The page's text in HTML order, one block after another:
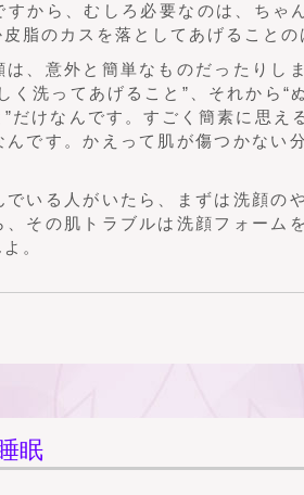
から、むしろ必要なのは、ちゃ
脂のカスを落としてあげることの
、意外と簡単なものだったりし
く洗ってあげること”、それから“
だけなんです。すごく簡素に思え
んです。かえって肌が傷つかない
でいる人がいたら、まずは洗顔の
、その肌トラブルは洗顔フォーム
。
眠